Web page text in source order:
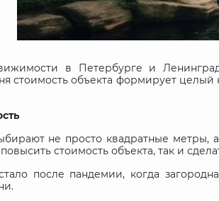
в Петербурге и
стоимость объекта формирует
не просто квадратные
стоимость объекта, так и
после пандемии, когда